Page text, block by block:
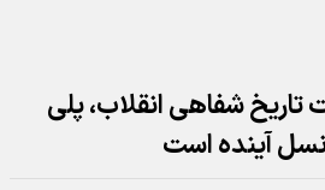
تاریخ شفاهی انقلاب، پلی
آینده است